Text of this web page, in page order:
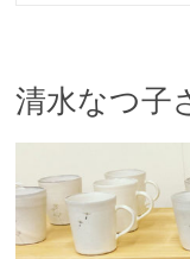
清水なつ子